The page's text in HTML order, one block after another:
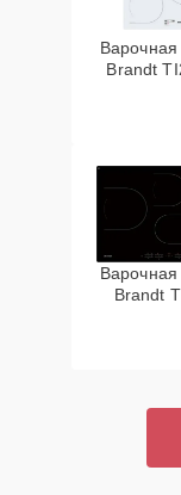
Brandt
Brandt